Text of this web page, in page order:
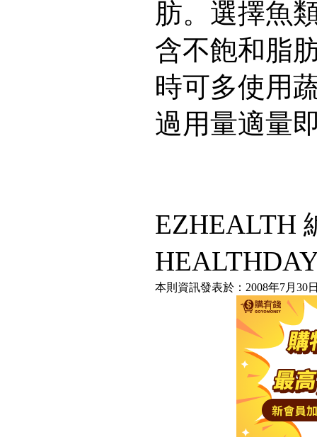
肪。選擇魚
含不飽和脂
時可多使用
過用量適量
EZHEALTH
本則資訊發表於：2008年7月30